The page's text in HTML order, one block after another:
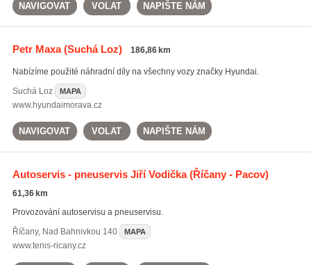
NAVIGOVAT VOLAT NAPIŠTE NÁM
Petr Maxa(Suchá Loz) 186,86 km
Nabízíme použité náhradní díly na všechny vozy značky Hyundai.
Suchá Loz
MAPA
www.hyundaimorava.cz
NAVIGOVAT VOLAT NAPIŠTE NÁM
Autoservis - pneuservis Jiří Vodička(Říčany - Pacov)
61,36 km
Provozování autoservisu a pneuservisu.
Říčany, Nad Bahnivkou 140 MAPA
www.tenis-ricany.cz